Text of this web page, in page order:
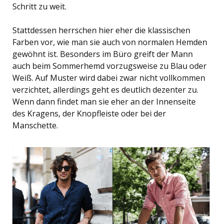
Schritt zu weit.
Stattdessen herrschen hier eher die klassischen
Farben vor, wie man sie auch von normalen Hemden
gewöhnt ist. Besonders im Büro greift der Mann
auch beim Sommerhemd vorzugsweise zu Blau oder
Weiß. Auf Muster wird dabei zwar nicht vollkommen
verzichtet, allerdings geht es deutlich dezenter zu.
Wenn dann findet man sie eher an der Innenseite
des Kragens, der Knopfleiste oder bei der
Manschette.